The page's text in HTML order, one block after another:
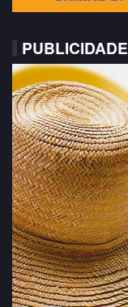
PUBLICIDADE